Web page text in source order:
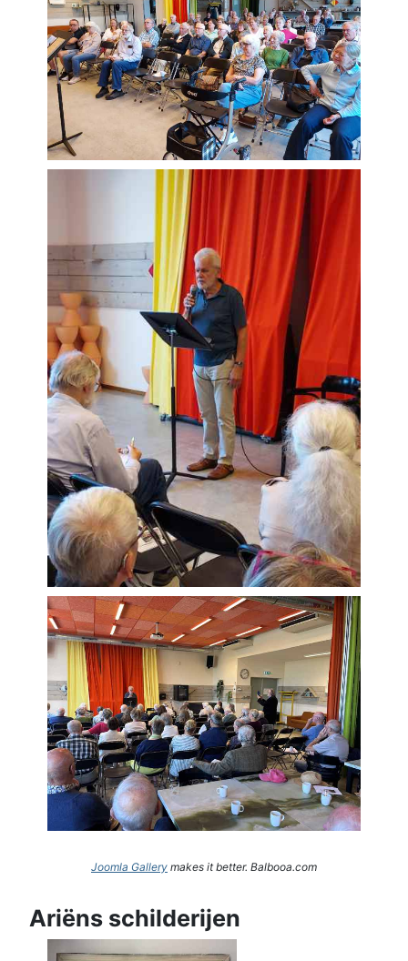
Joomla Gallery makes it better. Balbooa.com
Ariëns schilderijen